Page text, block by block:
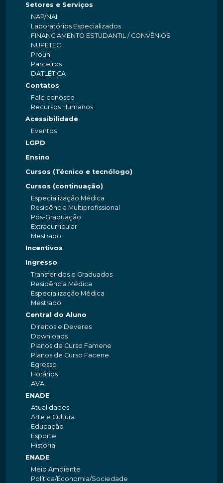
Setores e Serviços
NAP/NAI
Laboratórios Especializados
FINANCIAMENTO ESTUDANTIL / CONVÊNIOS
NUPETEC
Prouni
Parceiros
DATLÉTICA
Contatos
Fale conosco
Recursos Humanos
Acessibilidade
Eventos
LGPD
Ensino
Cursos (Técnico e tecnólogo)
Cursos (continuação)
Especialização Médica
Residência Multiprofissional
Pós-Graduação
Extracurricular
Mestrado
Incentivos
Ingresso
Transferidos e Graduados
Residência Médica
Especialização Médica
Mestrado
Central do Aluno
Direitos e Deveres
Downloads
Planos de Curso Famene
Planos de Curso Facene
Egresso
Horários
AVA
ENADE
Atualidades
Arte e Cultura
Educação
Esporte
História
ENADE
Meio Ambiente
Política/Economia/Sociedade